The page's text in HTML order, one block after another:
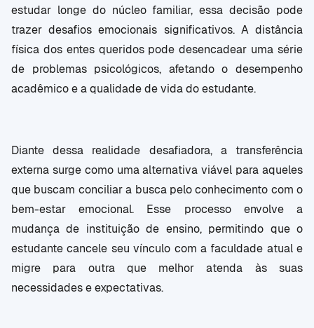
estudar longe do núcleo familiar, essa decisão pode
trazer desafios emocionais significativos. A distância
física dos entes queridos pode desencadear uma série
de problemas psicológicos, afetando o desempenho
acadêmico e a qualidade de vida do estudante.
Diante dessa realidade desafiadora, a transferência
externa surge como uma alternativa viável para aqueles
que buscam conciliar a busca pelo conhecimento com o
bem-estar emocional. Esse processo envolve a
mudança de instituição de ensino, permitindo que o
estudante cancele seu vínculo com a faculdade atual e
migre para outra que melhor atenda às suas
necessidades e expectativas.